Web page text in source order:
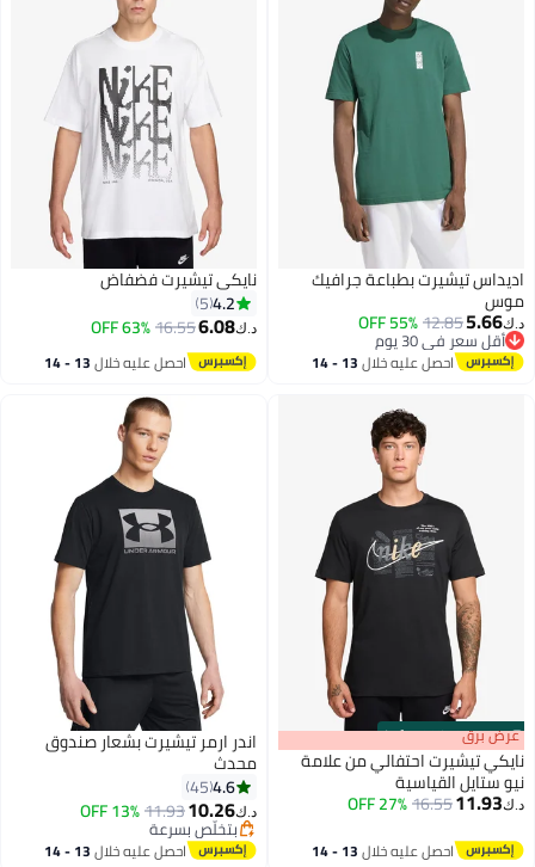
2
اديداس تيشيرت بطباعة جرافيك
موس
د.ك‏5.66
12.85
55% OFF
أقل سعر في 30 يوم
أقل سعر في 30 يوماحصل عليه خلال 13 - 14
4
نايكي تيشيرت فضفاض
4.2
5
د.ك‏6.08
16.55
63% OFF
احصل عليه خلال 13 - 14
00m:00s
·
100% Left
4
عرض برق
نايكي تيشيرت احتفالي من علامة
نيو ستايل القياسية
د.ك‏11.93
16.55
27% OFF
احصل عليه خلال 13 - 14
اندر ارمر تيشيرت بشعار صندوق
محدث
4.6
45
د.ك‏10.26
11.93
13% OFF
بتخلّص بسرعة
بتخلّص بسرعةاحصل عليه خلال 13 - 14